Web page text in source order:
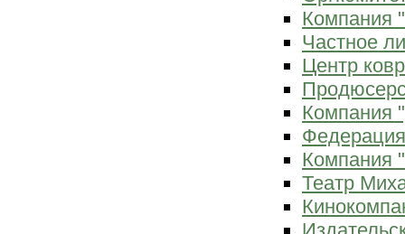
Компания
Частное
Центр
Компания
Компания
Театр